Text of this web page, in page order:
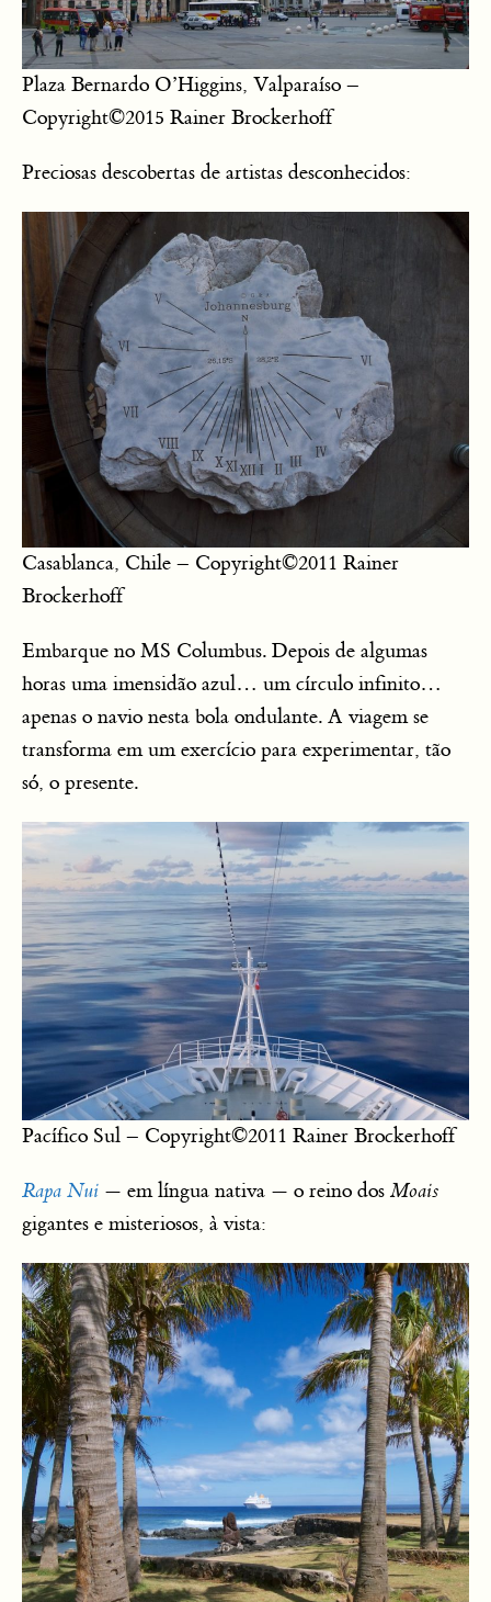
Plaza Bernardo O’Higgins, Valparaíso –
Copyright©2015 Rainer Brockerhoff
Preciosas descobertas de artistas desconhecidos:
Casablanca, Chile – Copyright©2011 Rainer
Brockerhoff
Embarque no MS Columbus. Depois de algumas
horas uma imensidão azul… um círculo infinito…
apenas o navio nesta bola ondulante. A viagem se
transforma em um exercício para experimentar, tão
só, o presente.
Pacífico Sul – Copyright©2011 Rainer Brockerhoff
Rapa Nui — em língua nativa — o reino dos Moais
gigantes e misteriosos, à vista: